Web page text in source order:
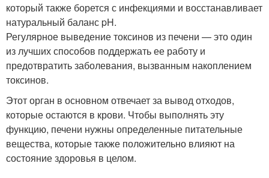
который также борется с инфекциями и восстанавливает
натуральный баланс pH.
Регулярное выведение токсинов из печени — это один
из лучших способов поддержать ее работу и
предотвратить заболевания, вызванным накоплением
токсинов.
Этот орган в основном отвечает за вывод отходов,
которые остаются в крови. Чтобы выполнять эту
функцию, печени нужны определенные питательные
вещества, которые также положительно влияют на
состояние здоровья в целом.